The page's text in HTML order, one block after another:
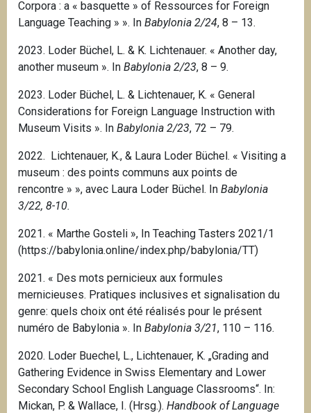
Corpora : a « basquette » of Ressources for Foreign
Language Teaching » ». In Babylonia 2/24, 8 – 13.
2023. Loder Büchel, L. & K. Lichtenauer. « Another day,
another museum ». In Babylonia 2/23, 8 – 9.
2023. Loder Büchel, L. & Lichtenauer, K. « General
Considerations for Foreign Language Instruction with
Museum Visits ». In Babylonia 2/23, 72 – 79.
2022. Lichtenauer, K., & Laura Loder Büchel. « Visiting a
museum : des points communs aux points de
rencontre » », avec Laura Loder Büchel. In Babylonia
3/22, 8-10.
2021. « Marthe Gosteli », In Teaching Tasters 2021/1
(https://babylonia.online/index.php/babylonia/TT)
2021. « Des mots pernicieux aux formules
mernicieuses. Pratiques inclusives et signalisation du
genre: quels choix ont été réalisés pour le présent
numéro de Babylonia ». In Babylonia 3/21, 110 – 116.
2020. Loder Buechel, L., Lichtenauer, K. „Grading and
Gathering Evidence in Swiss Elementary and Lower
Secondary School English Language Classrooms“. In:
Mickan, P. & Wallace, I. (Hrsg.). Handbook of Language